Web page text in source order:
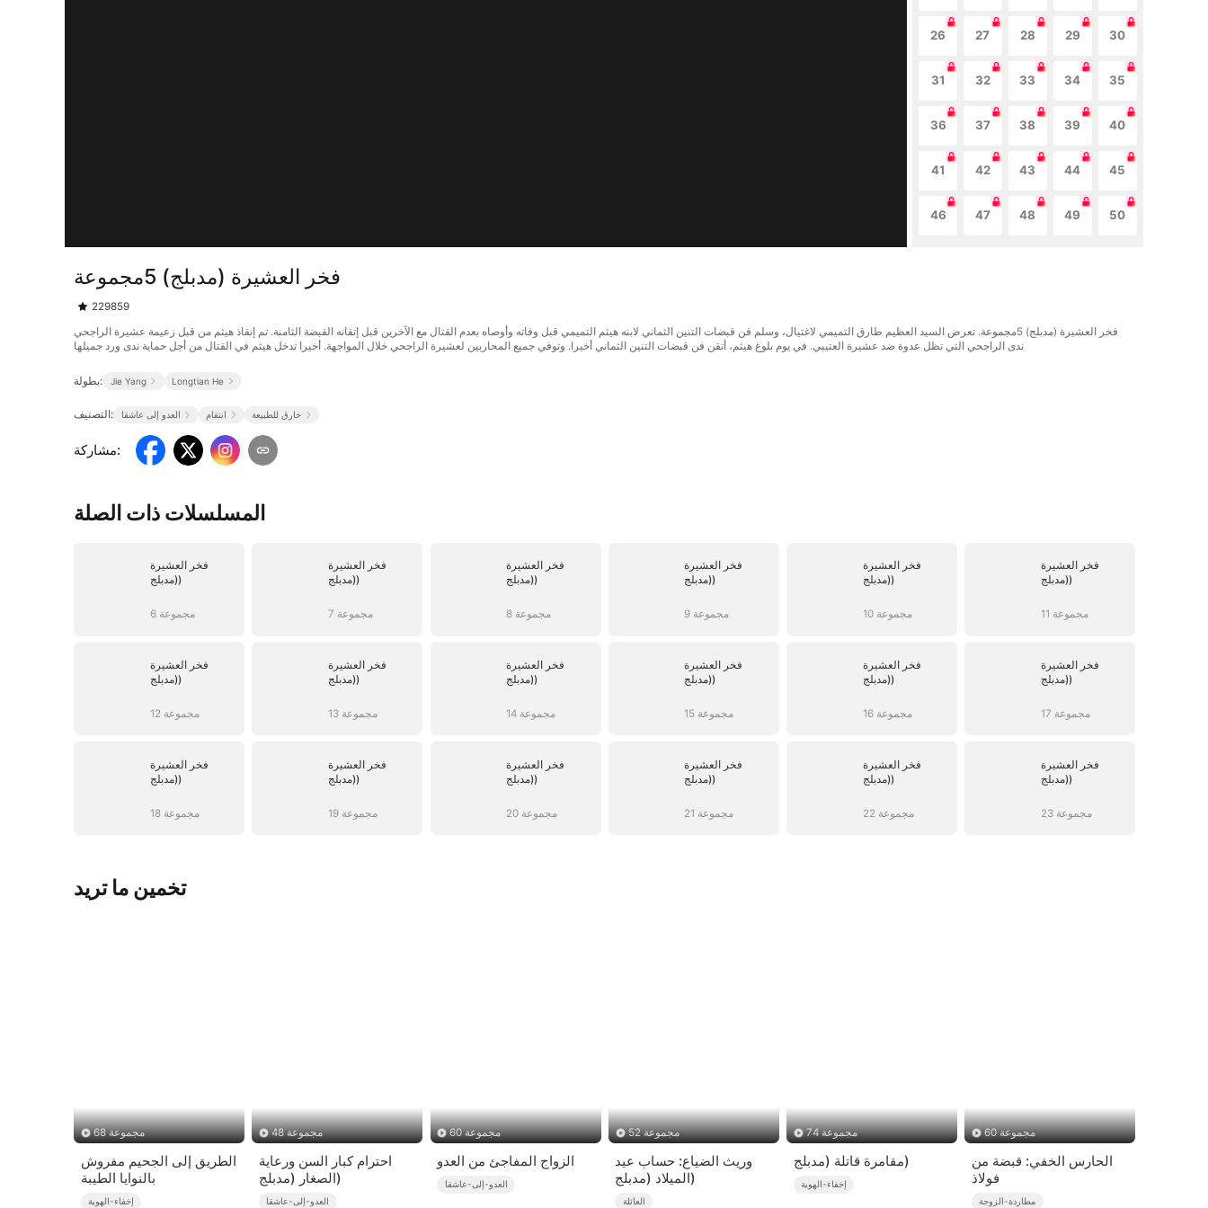
26 27 28 29 30
31 32 33 34 35
36 37 38 39 40
41 42 43 44 45
46 47 48 49 50
فخر العشيرة (مدبلج) 5مجموعة
229859
فخر العشيرة (مدبلج) 5مجموعة. تعرض السيد العظيم طارق التميمي لاغتيال، وسلم فن قبضات التنين الثماني لابنه هيثم التميمي قبل وفاته وأوصاه بعدم القتال مع الآخرين قبل إتقانه القبضة الثامنة. تم إنقاذ هيثم من قبل زعيمة عشيرة الراجحي
ندى الراجحي التي تظل عدوة ضد عشيرة العتيبي. في يوم بلوغ هيثم، أتقن فن قبضات التنين الثماني أخيرا. وتوفي جميع المحاربين لعشيرة الراجحي خلال المواجهة. أخيرا تدخل هيثم في القتال من أجل حماية ندى ورد جميلها
بطولة: Jie Yang Longtian He
التصنيف: العدو إلى عاشقا انتقام خارق للطبيعة
مشاركة:
المسلسلات ذات الصلة
فخر العشيرة
(مدبلج)
6 مجموعة
فخر العشيرة
(مدبلج)
7 مجموعة
فخر العشيرة
(مدبلج)
8 مجموعة
فخر العشيرة
(مدبلج)
9 مجموعة
فخر العشيرة
(مدبلج)
10 مجموعة
فخر العشيرة
(مدبلج)
11 مجموعة
فخر العشيرة
(مدبلج)
12 مجموعة
فخر العشيرة
(مدبلج)
13 مجموعة
فخر العشيرة
(مدبلج)
14 مجموعة
فخر العشيرة
(مدبلج)
15 مجموعة
فخر العشيرة
(مدبلج)
16 مجموعة
فخر العشيرة
(مدبلج)
17 مجموعة
فخر العشيرة
(مدبلج)
18 مجموعة
فخر العشيرة
(مدبلج)
19 مجموعة
فخر العشيرة
(مدبلج)
20 مجموعة
فخر العشيرة
(مدبلج)
21 مجموعة
فخر العشيرة
(مدبلج)
22 مجموعة
فخر العشيرة
(مدبلج)
23 مجموعة
تخمين ما تريد
68 مجموعة
الطريق إلى الجحيم مفروش
بالنوايا الطيبة
إخفاء-الهوية
48 مجموعة
احترام كبار السن ورعاية
الصغار (مدبلج)
العدو-إلى-عاشقا
60 مجموعة
الزواج المفاجئ من العدو
العدو-إلى-عاشقا
52 مجموعة
وريث الضياع: حساب عيد
الميلاد (مدبلج)
العائلة
74 مجموعة
مقامرة قاتلة (مدبلج)
إخفاء-الهوية
60 مجموعة
الحارس الخفي: قبضة من
فولاذ
مطاردة-الزوجة